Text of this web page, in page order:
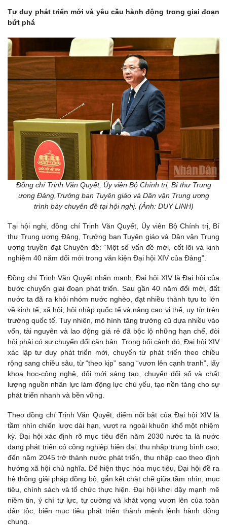
Tư duy phát triển mới và yêu cầu hành động trong giai đoạn
bứt phá
Đồng chí Trịnh Văn Quyết, Ủy viên Bộ Chính trị, Bí thư Trung
ương Đảng,Trưởng ban Tuyên giáo và Dân vận Trung ương
trình bày chuyên đề tại hội nghị. (Ảnh: DUY LINH)
Tại hội nghị, đồng chí Trịnh Văn Quyết, Ủy viên Bộ Chính trị, Bí
thư Trung ương Đảng, Trưởng ban Tuyên giáo và Dân vận Trung
ương truyền đạt Chuyên đề: “Một số vấn đề mới, cốt lõi và kinh
nghiệm 40 năm đổi mới trong văn kiện Đại hội XIV của Đảng”.
Đồng chí Trịnh Văn Quyết nhấn mạnh, Đại hội XIV là Đại hội của
bước chuyển giai đoạn phát triển. Sau gần 40 năm đổi mới, đất
nước ta đã ra khỏi nhóm nước nghèo, đạt nhiều thành tựu to lớn
về kinh tế, xã hội, hội nhập quốc tế và nâng cao vị thế, uy tín trên
trường quốc tế. Tuy nhiên, mô hình tăng trưởng cũ dựa nhiều vào
vốn, tài nguyên và lao động giá rẻ đã bộc lộ những hạn chế, đòi
hỏi phải có sự chuyển đổi căn bản. Trong bối cảnh đó, Đại hội XIV
xác lập tư duy phát triển mới, chuyển từ phát triển theo chiều
rộng sang chiều sâu, từ “theo kịp” sang “vươn lên cạnh tranh”, lấy
khoa học-công nghệ, đổi mới sáng tạo, chuyển đổi số và chất
lượng nguồn nhân lực làm động lực chủ yếu, tạo nền tảng cho sự
phát triển nhanh và bền vững.
Theo đồng chí Trịnh Văn Quyết, điểm nổi bật của Đại hội XIV là
tầm nhìn chiến lược dài hạn, vượt ra ngoài khuôn khổ một nhiệm
kỳ. Đại hội xác định rõ mục tiêu đến năm 2030 nước ta là nước
đang phát triển có công nghiệp hiện đại, thu nhập trung bình cao;
đến năm 2045 trở thành nước phát triển, thu nhập cao theo định
hướng xã hội chủ nghĩa. Để hiện thực hóa mục tiêu, Đại hội đề ra
hệ thống giải pháp đồng bộ, gắn kết chặt chẽ giữa tầm nhìn, mục
tiêu, chính sách và tổ chức thực hiện. Đại hội khơi dậy mạnh mẽ
niềm tin, ý chí tự lực, tự cường và khát vọng vươn lên của toàn
dân tộc, biến mục tiêu phát triển thành mệnh lệnh hành động
chung.